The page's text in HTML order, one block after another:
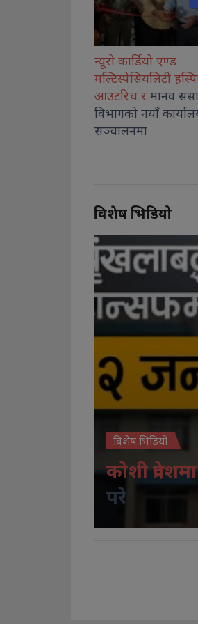
जीवन विकास
अस्पतालमा
ल्याप्रोस्कोपिक
सुरु
विशेष भिडियो
विशेष भिडियो
कोशी
परे